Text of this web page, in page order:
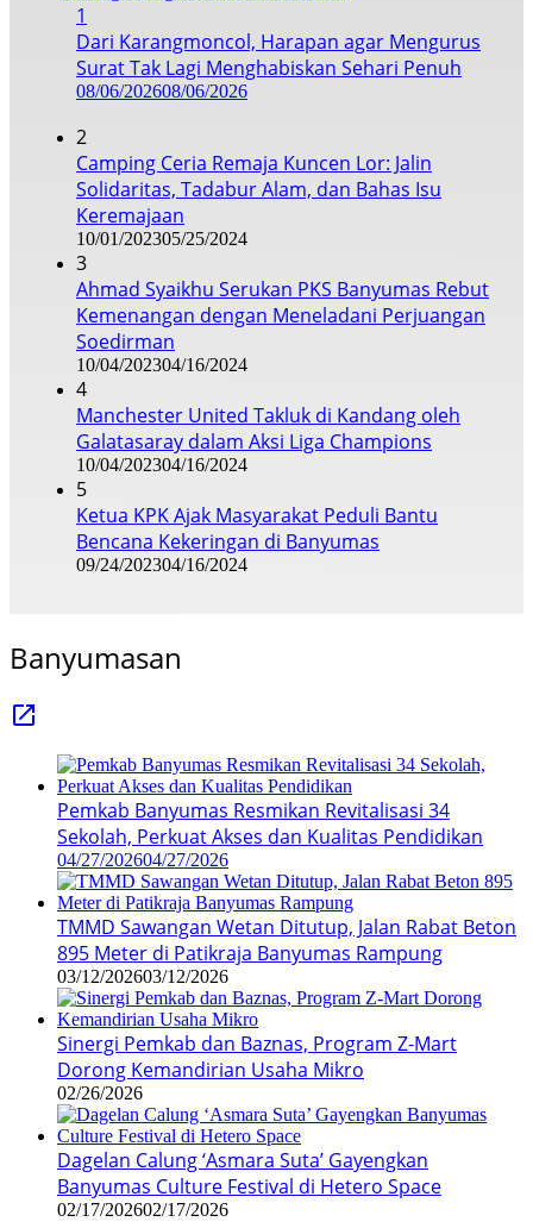
1
Dari Karangmoncol, Harapan agar Mengurus
Surat Tak Lagi Menghabiskan Sehari Penuh
08/06/202608/06/2026
2
Camping Ceria Remaja Kuncen Lor: Jalin
Solidaritas, Tadabur Alam, dan Bahas Isu
Keremajaan
10/01/202305/25/2024
3
Ahmad Syaikhu Serukan PKS Banyumas Rebut
Kemenangan dengan Meneladani Perjuangan
Soedirman
10/04/202304/16/2024
4
Manchester United Takluk di Kandang oleh
Galatasaray dalam Aksi Liga Champions
10/04/202304/16/2024
5
Ketua KPK Ajak Masyarakat Peduli Bantu
Bencana Kekeringan di Banyumas
09/24/202304/16/2024
Banyumasan
Pemkab Banyumas Resmikan Revitalisasi 34
Sekolah, Perkuat Akses dan Kualitas Pendidikan
04/27/202604/27/2026
TMMD Sawangan Wetan Ditutup, Jalan Rabat Beton
895 Meter di Patikraja Banyumas Rampung
03/12/202603/12/2026
Sinergi Pemkab dan Baznas, Program Z-Mart
Dorong Kemandirian Usaha Mikro
02/26/2026
Dagelan Calung ‘Asmara Suta’ Gayengkan
Banyumas Culture Festival di Hetero Space
02/17/202602/17/2026